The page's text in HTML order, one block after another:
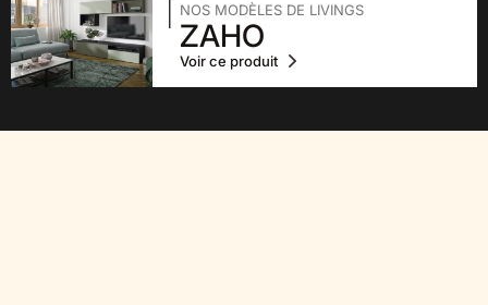
NOS MODÈLES DE LIVINGS
ZAHO
Voir ce produit